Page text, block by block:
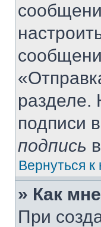
разделе.
подписи
подпись
Вернуться к
» Как
При